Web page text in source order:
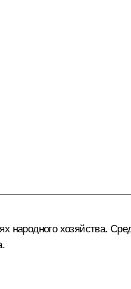
народного хозяйства.